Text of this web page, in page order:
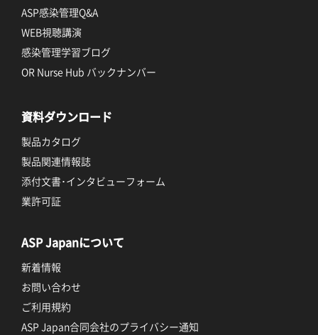
ASP感染管理Q&A
WEB視聴講演
感染管理学習ブログ
OR Nurse Hub バックナンバー
資料ダウンロード
製品カタログ
製品関連情報誌
添付文書･インタビューフォーム
業許可証
ASP Japanについて
新着情報
お問い合わせ
ご利用規約
ASP Japan合同会社のプライバシー通知